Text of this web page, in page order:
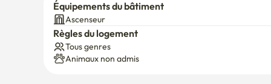
Équipements du bâtiment
Ascenseur
Règles du logement
Tous genres
Animaux non admis